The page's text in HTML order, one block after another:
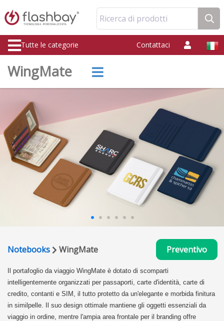
Ricerca di prodotti
Tutte le categorie Contattaci
WingMate
Notebooks WingMate Preventivo
Il portafoglio da viaggio WingMate è dotato di scomparti
intelligentemente organizzati per passaporti, carte d'identità, carte di
credito, contanti e SIM, il tutto protetto da un'elegante e morbida finitura
in similpelle. Il suo design ottimale mantiene gli oggetti essenziali da
viaggio in ordine, mentre l'ampia area frontale per il branding offre